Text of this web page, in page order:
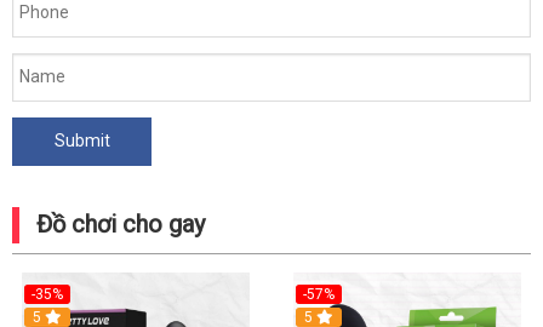
Đồ chơi cho gay
-35%
5
-57%
5